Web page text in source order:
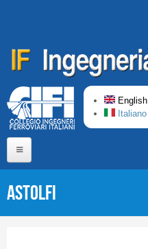
English
Italiano
ASTOLFI